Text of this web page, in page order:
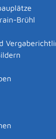
Brühl
Hochschulen
in und
Schulen
Person
beantragen
Jugend- und